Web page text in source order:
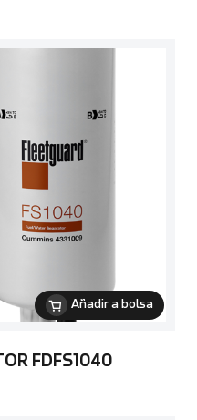
Añadir a bolsa
FDFS1040